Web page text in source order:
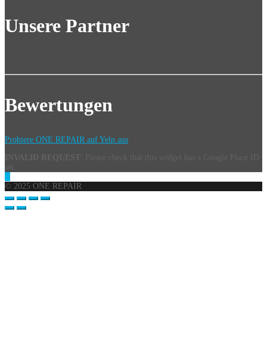
Unsere Partner
Bewertungen
Probiere ONE REPAIR auf Yelp aus
INVALID REQUEST
© 2025 ONE REPAIR